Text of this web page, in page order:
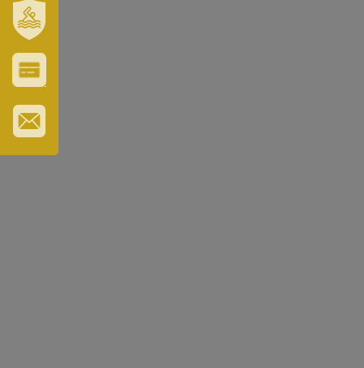
ÉS
TÉRSÉGÜNK
ERZSÉBET
GYÓGYFÜRDŐ
ÉS
TURISZTIKAI
KÁRTYA